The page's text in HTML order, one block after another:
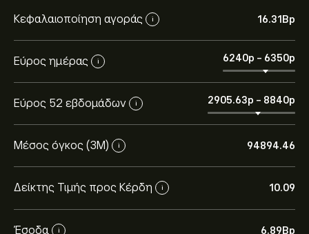
Κεφαλαιοποίηση αγοράς i 16.31B‎p‎
Εύρος ημέρας i 6240‎p‎ - 6350‎p‎
Εύρος 52 εβδομάδων i 2905.63‎p‎ - 8840‎p‎
Μέσος όγκος (3Μ) i 94894.46
Δείκτης Τιμής προς Κέρδη i 10.09
Έσοδα i 6.89B‎p‎